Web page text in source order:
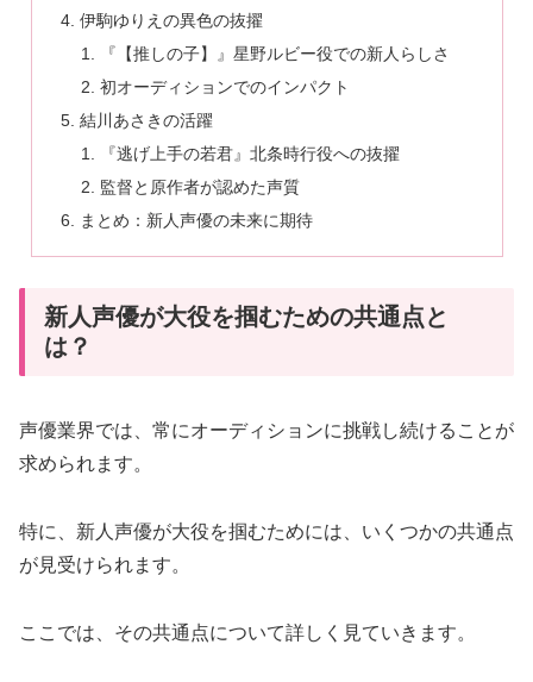
伊駒ゆりえの異色の抜擢
『【推しの子】』星野ルビー役での新人らしさ
初オーディションでのインパクト
結川あさきの活躍
『逃げ上手の若君』北条時行役への抜擢
監督と原作者が認めた声質
まとめ：新人声優の未来に期待
新人声優が大役を掴むための共通点と
は？
声優業界では、常にオーディションに挑戦し続けることが
求められます。
特に、新人声優が大役を掴むためには、いくつかの共通点
が見受けられます。
ここでは、その共通点について詳しく見ていきます。